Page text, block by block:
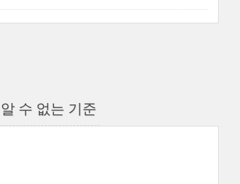
수 없는 기준